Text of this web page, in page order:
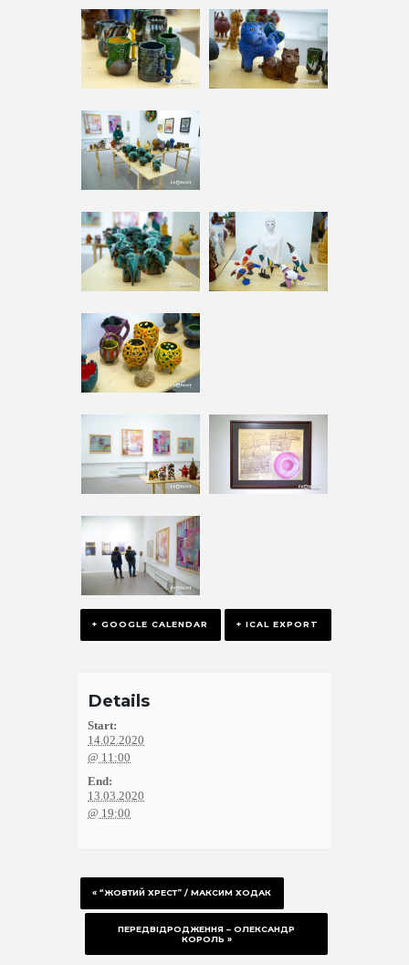
+ GOOGLE CALENDAR + ICAL EXPORT
Details
Start:
14.02.2020
@ 11:00
End:
13.03.2020
@ 19:00
« “ЖОВТИЙ ХРЕСТ” / МАКСИМ ХОДАК
ПЕРЕДВІДРОДЖЕННЯ – ОЛЕКСАНДР
КОРОЛЬ »